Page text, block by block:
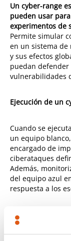
Un cyber-range
pueden usar
experimentos de
Permite simular
en un sistema de
y sus efectos
puedan
vulnerabilidades
Ejecución de un
Cuando se
un equipo
encargado de
ciberataques
Además,
del equipo azul
respuesta a los
Los equipos
atacante y al
equipos rojos